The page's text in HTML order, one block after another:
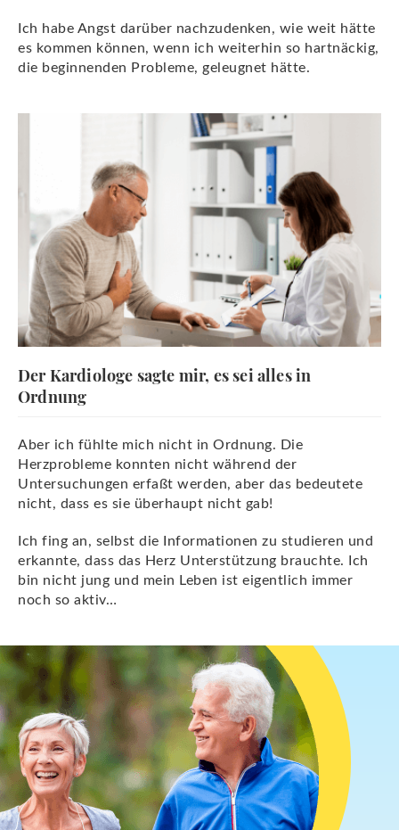
Ich habe Angst darüber nachzudenken, wie weit hätte
es kommen können, wenn ich weiterhin so hartnäckig,
die beginnenden Probleme, geleugnet hätte.
Der Kardiologe sagte mir, es sei alles in
Ordnung
Aber ich fühlte mich nicht in Ordnung. Die
Herzprobleme konnten nicht während der
Untersuchungen erfaßt werden, aber das bedeutete
nicht, dass es sie überhaupt nicht gab!
Ich fing an, selbst die Informationen zu studieren und
erkannte, dass das Herz Unterstützung brauchte. Ich
bin nicht jung und mein Leben ist eigentlich immer
noch so aktiv…